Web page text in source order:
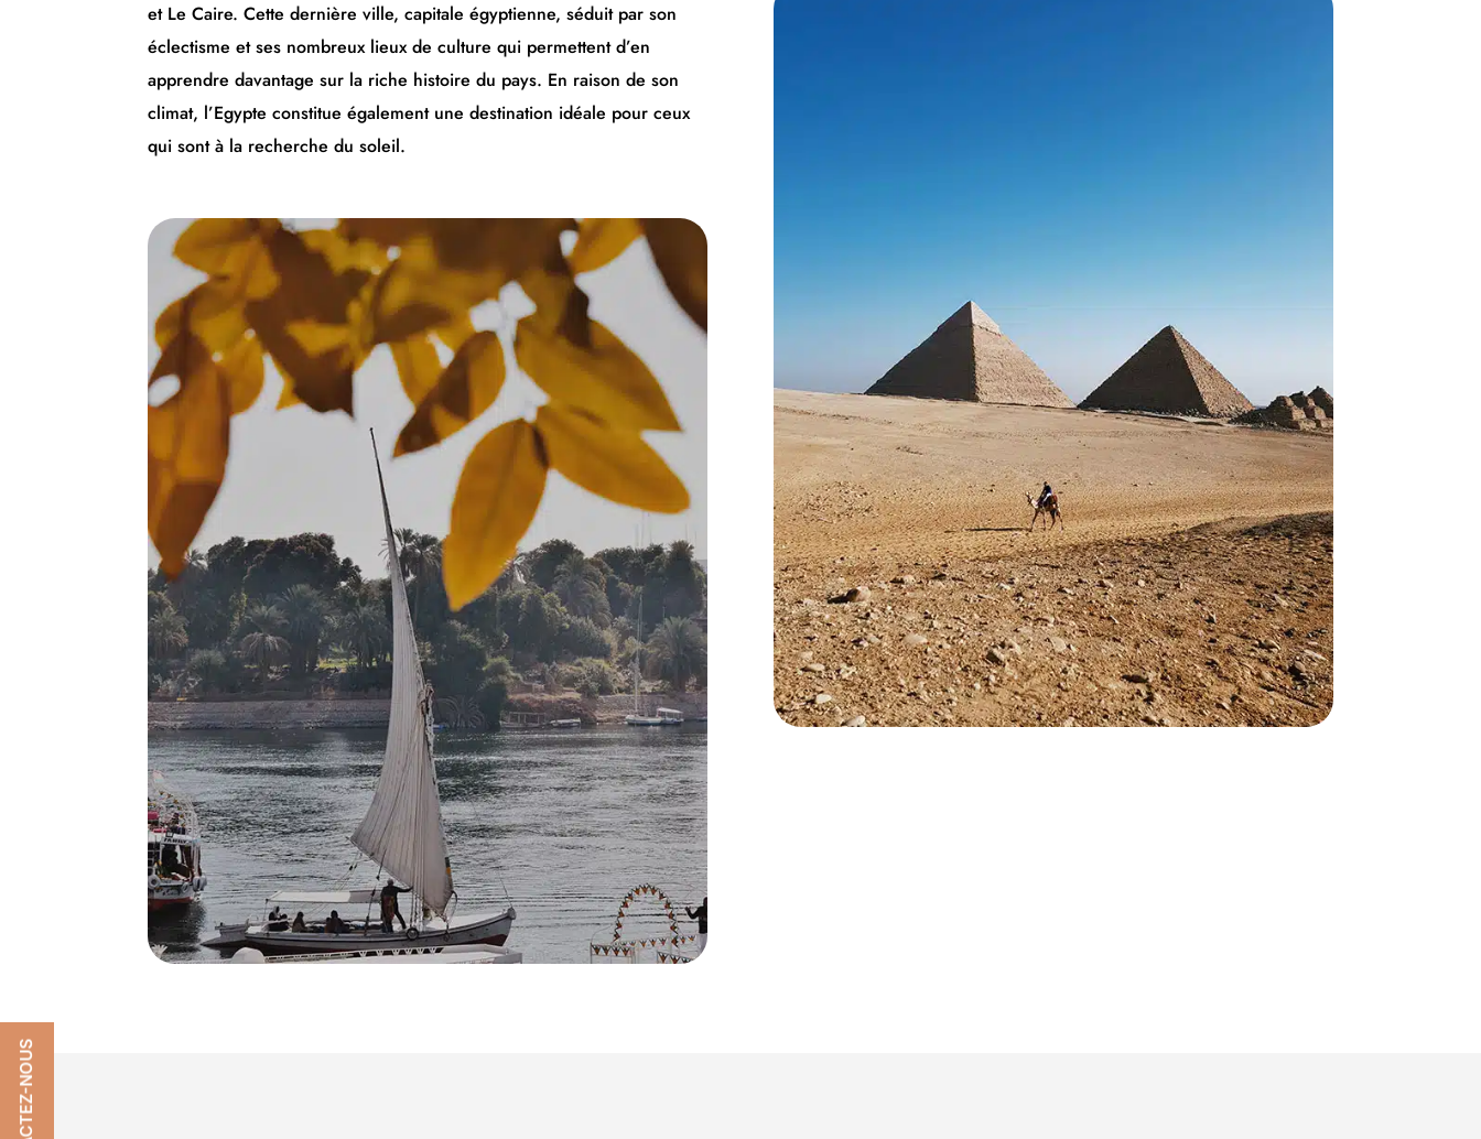
et Le Caire. Cette dernière ville, capitale égyptienne, séduit par son
éclectisme et ses nombreux lieux de culture qui permettent d’en
apprendre davantage sur la riche histoire du pays. En raison de son
climat, l’Egypte constitue également une destination idéale pour ceux
qui sont à la recherche du soleil.